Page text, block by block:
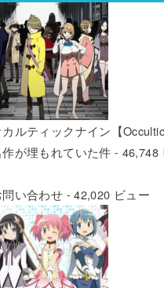
ルティックナイン【
が埋もれていた件 - 46,748
い合わせ - 42,020 ビュー